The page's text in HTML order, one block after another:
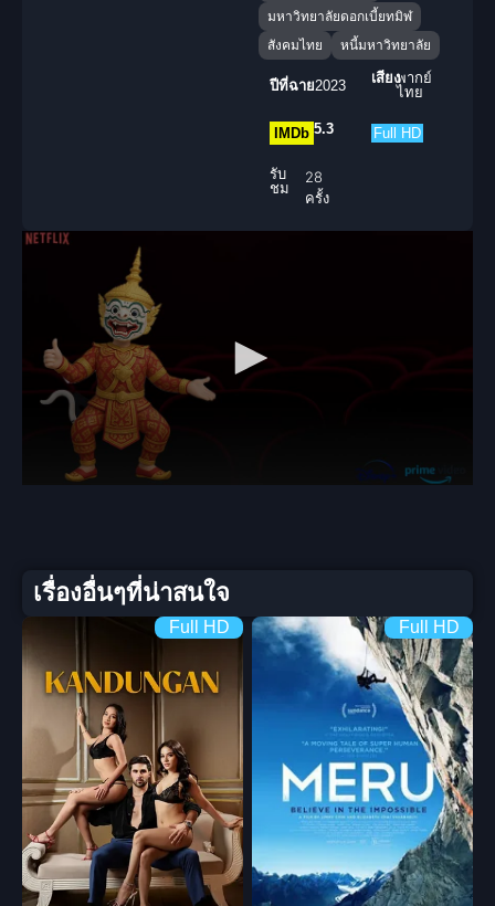
มหาวิทยาลัยดอกเบี้ยทมิฬ
สังคมไทย
หนี้มหาวิทยาลัย
ปีที่ฉาย2023 เสียงพากย์
ไทย
IMDb 5.3 Full HD
รับ
ชม
28
ครั้ง
เรื่องอื่นๆที่น่าสนใจ
Full HD Full HD